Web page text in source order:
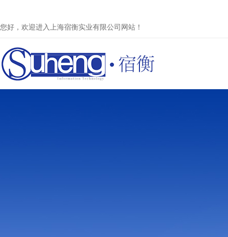
您好，欢迎进入上海宿衡实业有限公司网站！